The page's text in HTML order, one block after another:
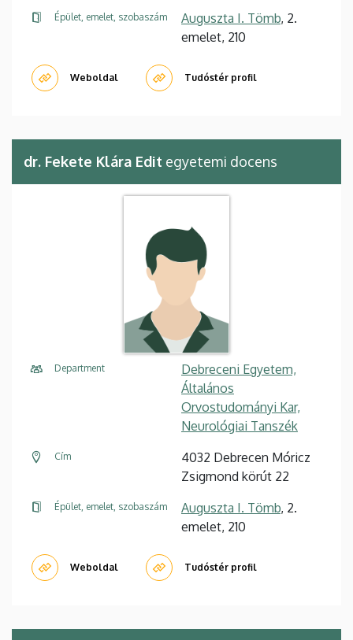
Épület, emelet, szobaszám Auguszta I. Tömb, 2.
emelet, 210
Weboldal Tudóstér profil
dr. Fekete Klára Edit egyetemi docens
Department
Debreceni Egyetem,
Általános
Orvostudományi Kar,
Neurológiai Tanszék
Cím
4032 Debrecen Móricz
Zsigmond körút 22
Épület, emelet, szobaszám Auguszta I. Tömb, 2.
emelet, 210
Weboldal Tudóstér profil